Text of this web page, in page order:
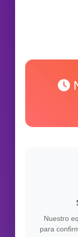
Nuestro
para